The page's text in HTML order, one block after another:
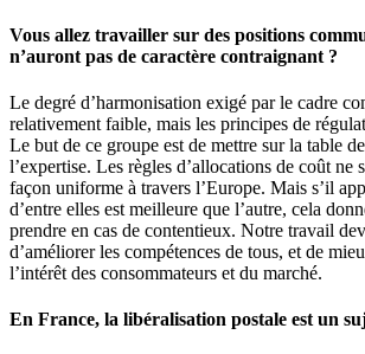
Vous allez travailler sur des positions
n’auront pas de caractère contraignant ?
Le degré d’harmonisation exigé par le cadre
relativement faible, mais les principes de
Le but de ce groupe est de mettre sur la table
l’expertise. Les règles d’allocations de coût ne
façon uniforme à travers l’Europe. Mais s’il
d’entre elles est meilleure que l’autre, cela
prendre en cas de contentieux. Notre travail
d’améliorer les compétences de tous, et de
l’intérêt des consommateurs et du marché.
En France, la libéralisation postale est un